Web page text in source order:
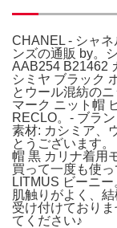
CHANEL - シャ
ンズの通販 by。
AAB254 B21462
シミヤ ブラック
とウール混紡の
マーク ニット帽
RECLO。- ブラ
素材: カシミア、
とうございます
帽 黒 カリナ着用
買って一度も使
LITMUS ビーニ
肌触りがよく、
受け付けており
てください♪